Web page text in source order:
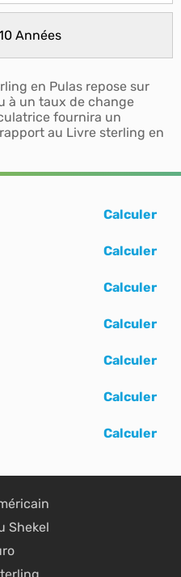
en Pulas repose sur
à un taux de change
fournira un
au Livre sterling en
Calculer
Calculer
Calculer
Calculer
Calculer
Calculer
Calculer
Shekel